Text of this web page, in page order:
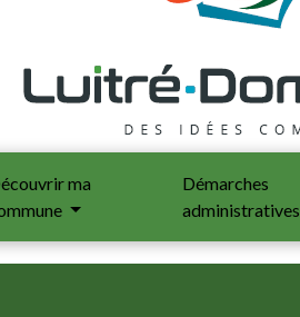
ma
Démarches
administratives